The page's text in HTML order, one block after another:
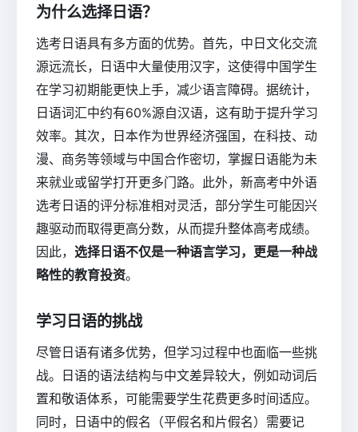
为什么选择日语？
选考日语具有多方面的优势。首先，中日文化交流
源远流长，日语中大量使用汉字，这使得中国学生
在学习初期能更快上手，减少语言障碍。据统计，
日语词汇中约有60%源自汉语，这有助于提升学习
效率。其次，日本作为世界经济强国，在科技、动
漫、商务等领域与中国合作密切，掌握日语能为未
来就业或留学打开更多门路。此外，新高考中外语
选考日语的评分标准相对灵活，部分学生可能因兴
趣驱动而取得更高分数，从而提升整体高考成绩。
因此， 选择日语不仅是一种语言学习，更是一种战
略性的教育投资。
学习日语的挑战
尽管日语有诸多优势，但学习过程中也面临一些挑
战。日语的语法结构与中文差异较大，例如动词后
置和敬语体系，可能需要学生花费更多时间适应。
同时，日语中的假名（平假名和片假名）需要记